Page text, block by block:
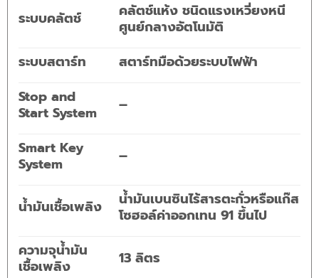
ระบบคลัตช์
คลัตช์แห้ง ชนิดแรงเหวี่ยงหนี
ศูนย์กลางอัตโนมัติ
ระบบสตาร์ท
สตาร์ทมือด้วยระบบไฟฟ้า
Stop and
Start System
–
Smart Key
System
–
น้ำมันเชื้อเพลิง
น้ำมันเบนซินไร้สารตะกั่วหรือแก๊ส
โซฮอล์ค่าออกเทน 91 ขึ้นไป
ความจุน้ำมัน
เชื้อเพลิง
13 ลิตร